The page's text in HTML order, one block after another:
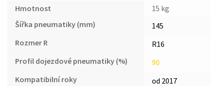
Hmotnost
15 kg
Šířka pneumatiky (mm)
145
Rozmer R
R16
Profil dojezdové pneumatiky (%)
90
Kompatibilní roky
od 2017